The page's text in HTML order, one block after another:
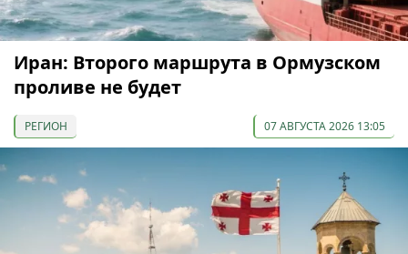
Иран: Второго маршрута в Ормузском
проливе не будет
РЕГИОН 07 АВГУСТА 2026 13:05